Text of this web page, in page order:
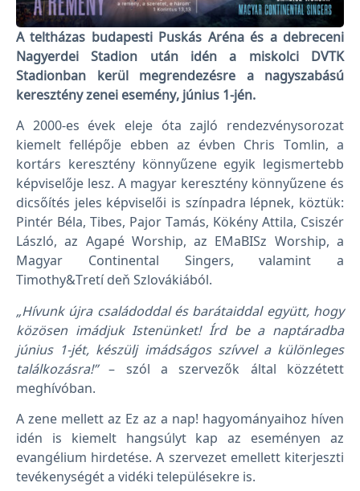
A teltházas budapesti Puskás Aréna és a debreceni
Nagyerdei Stadion után idén a miskolci DVTK
Stadionban kerül megrendezésre a nagyszabású
keresztény zenei esemény, június 1-jén.
A 2000-es évek eleje óta zajló rendezvénysorozat
kiemelt fellépője ebben az évben Chris Tomlin, a
kortárs keresztény könnyűzene egyik legismertebb
képviselője lesz. A magyar keresztény könnyűzene és
dicsőítés jeles képviselői is színpadra lépnek, köztük:
Pintér Béla, Tibes, Pajor Tamás, Kökény Attila, Csiszér
László, az Agapé Worship, az EMaBISz Worship, a
Magyar Continental Singers, valamint a
Timothy&Tretí deň Szlovákiából.
„Hívunk újra családoddal és barátaiddal együtt, hogy
közösen imádjuk Istenünket! Írd be a naptáradba
június 1-jét, készülj imádságos szívvel a különleges
találkozásra!”– szól a szervezők által közzétett
meghívóban.
A zene mellett az Ez az a nap! hagyományaihoz híven
idén is kiemelt hangsúlyt kap az eseményen az
evangélium hirdetése. A szervezet emellett kiterjeszti
tevékenységét a vidéki településekre is.